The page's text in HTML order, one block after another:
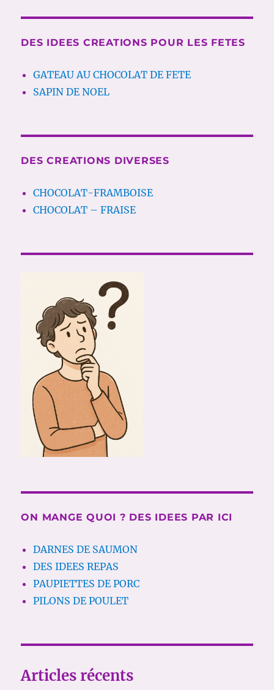
DES IDEES CREATIONS POUR LES FETES
GATEAU AU CHOCOLAT DE FETE
SAPIN DE NOEL
DES CREATIONS DIVERSES
CHOCOLAT-FRAMBOISE
CHOCOLAT – FRAISE
ON MANGE QUOI ? DES IDEES PAR ICI
DARNES DE SAUMON
DES IDEES REPAS
PAUPIETTES DE PORC
PILONS DE POULET
Articles récents